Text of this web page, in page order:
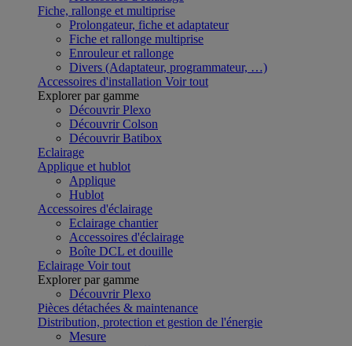
Fiche, rallonge et multiprise
Prolongateur, fiche et adaptateur
Fiche et rallonge multiprise
Enrouleur et rallonge
Divers (Adaptateur, programmateur, …)
Accessoires d'installation Voir tout
Explorer par gamme
Découvrir Plexo
Découvrir Colson
Découvrir Batibox
Eclairage
Applique et hublot
Applique
Hublot
Accessoires d'éclairage
Eclairage chantier
Accessoires d'éclairage
Boîte DCL et douille
Eclairage Voir tout
Explorer par gamme
Découvrir Plexo
Pièces détachées & maintenance
Distribution, protection et gestion de l'énergie
Mesure